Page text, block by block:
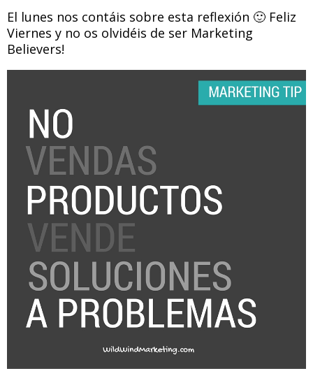
El lunes nos contáis sobre esta reflexión 🙂 Feliz
Viernes y no os olvidéis de ser Marketing
Believers!